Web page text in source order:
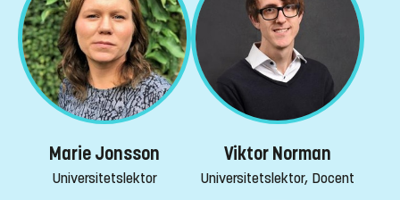
Marie Jonsson
Universitetslektor
Viktor Norman
Universitetslektor, Docent